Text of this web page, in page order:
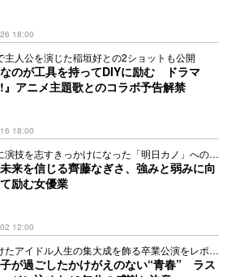
18:00
主人公を演じた稲垣好との2ショットも公開
のが工具を持ってDIYに励む ドラマ
』アニメ主題歌とのコラボ予告解禁
18:00
演技を志すきっかけになった「明日カノ」への想
来を信じる齊藤なぎさ、強みと弱みに向
励む女優業
12:00
たアイドル人生の集大成を飾る卒業公演をレポー
が過ごしたかけがえのない“青春” ラス